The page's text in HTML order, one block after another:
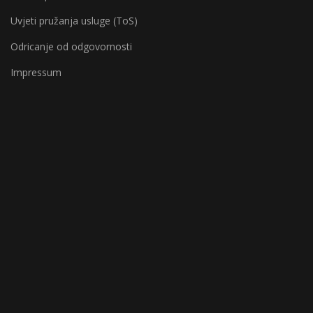
Uvjeti pružanja usluge (ToS)
Odricanje od odgovornosti
Impressum